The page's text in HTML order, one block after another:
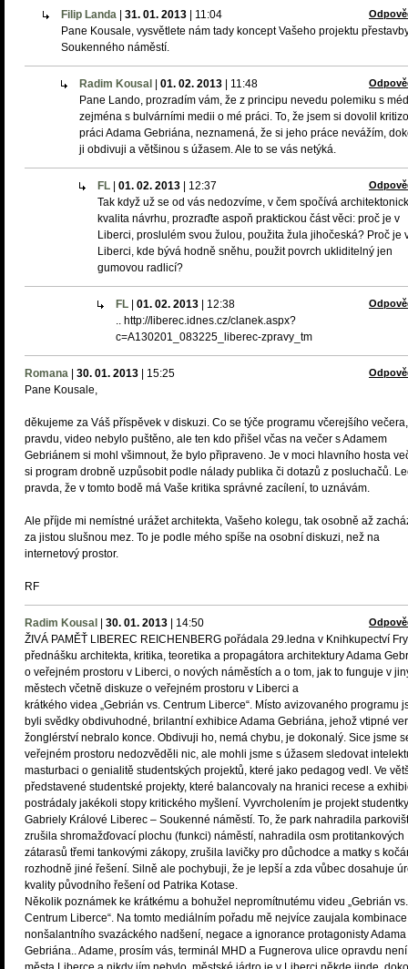
Filip Landa 31. 01. 2013 11:04
Pane Kousale, vysvětlete nám tady koncept Vašeho projektu
Soukenného náměstí.
Radim Kousal 01. 02. 2013 11:48
Pane Lando, prozradím vám, že z principu nevedu polemiku s
zejména s bulvárními medii o mé práci. To, že jsem si dovolil
práci Adama Gebriána, neznamená, že si jeho práce nevážím,
ji obdivuji a většinou s úžasem. Ale to se vás netýká.
FL 01. 02. 2013 12:37
Tak když už se od vás nedozvíme, v čem spočívá
kvalita návrhu, prozraďte aspoň praktickou část věci: proč je v
Liberci, proslulém svou žulou, použita žula jihočeská? Proč je
Liberci, kde bývá hodně sněhu, použit povrch ukliditelný jen
gumovou radlicí?
FL 01. 02. 2013 12:38
.. http://liberec.idnes.cz/clanek.aspx?
c=A130201_083225_liberec-zpravy_tm
Romana 30. 01. 2013 15:25
Pane Kousale,
děkujeme za Váš příspěvek v diskuzi. Co se týče programu včerejšího
pravdu, video nebylo puštěno, ale ten kdo přišel včas na večer s Adamem
Gebriánem si mohl všimnout, že bylo připraveno. Je v moci hlavního hosta
si program drobně uzpůsobit podle nálady publika či dotazů z posluchačů.
pravda, že v tomto bodě má Vaše kritika správné zacílení, to uznávám.
Ale příjde mi nemístné urážet architekta, Vašeho kolegu, tak osobně až
za jistou slušnou mez. To je podle mého spíše na osobní diskuzi, než na
internetový prostor.
RF
Radim Kousal 30. 01. 2013 14:50
ŽIVÁ PAMĚŤ LIBEREC REICHENBERG pořádala 29.ledna v Knihkupectví
přednášku architekta, kritika, teoretika a propagátora architektury Adama
o veřejném prostoru v Liberci, o nových náměstích a o tom, jak to funguje v
městech včetně diskuze o veřejném prostoru v Liberci a
krátkého videa „Gebrián vs. Centrum Liberce“. Místo avizovaného programu
byli svědky obdivuhodné, brilantní exhibice Adama Gebriána, jehož vtipné
žonglérství nebralo konce. Obdivuji ho, nemá chybu, je dokonalý. Sice jsme
veřejném prostoru nedozvěděli nic, ale mohli jsme s úžasem sledovat
masturbaci o genialitě studentských projektů, které jako pedagog vedl. Ve
představené studentské projekty, které balancovaly na hranici recese a
postrádaly jakékoli stopy kritického myšlení. Vyvrcholením je projekt studentky
Gabriely Králové Liberec – Soukenné náměstí. To, že park nahradila
zrušila shromažďovací plochu (funkci) náměstí, nahradila osm protitankových
zátarasů třemi tankovými zákopy, zrušila lavičky pro důchodce a matky s
rozhodně jiné řešení. Silně ale pochybuji, že je lepší a zda vůbec dosahuje
kvality původního řešení od Patrika Kotase.
Několik poznámek ke krátkému a bohužel nepromítnutému videu „Gebrián vs.
Centrum Liberce“. Na tomto mediálním pořadu mě nejvíce zaujala kombinace
nonšalantního svazáckého nadšení, negace a ignorance protagonisty Adama
Gebriána.. Adame, prosím vás, terminál MHD a Fugnerova ulice opravdu